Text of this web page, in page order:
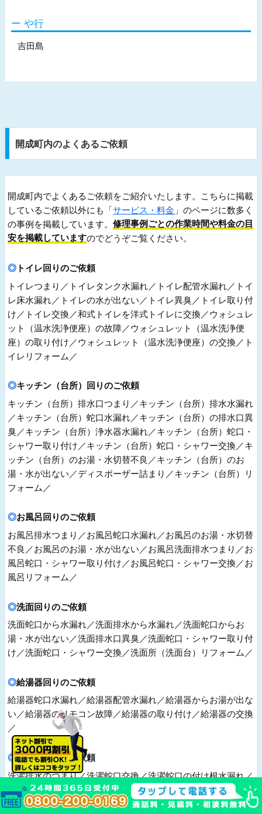
や行
吉田島
開成町内のよくあるご依頼
開成町内でよくあるご依頼をご紹介いたします。こちらに掲載
しているご依頼以外にも「サービス・料金 」のページに数多く
の事例を掲載しています。修理事例ごとの作業時間や料金の目
安を掲載していますのでどうぞご覧ください。
トイレ回りのご依頼
トイレつまり／トイレタンク水漏れ／トイレ配管水漏れ／トイ
レ床水漏れ／トイレの水が出ない／トイレ異臭／トイレ取り付
け／トイレ交換／和式トイレを洋式トイレに交換／ウォシュレ
ット（温水洗浄便座）の故障／ウォシュレット（温水洗浄便
座）の取り付け／ウォシュレット（温水洗浄便座）の交換／ト
イレリフォーム／
キッチン（台所）回りのご依頼
キッチン（台所）排水口つまり／キッチン（台所）排水水漏れ
／キッチン（台所）蛇口水漏れ／キッチン（台所）の排水口異
臭／キッチン（台所）浄水器水漏れ／キッチン（台所）蛇口・
シャワー取り付け／キッチン（台所）蛇口・シャワー交換／キ
ッチン（台所）のお湯・水切替不良／キッチン（台所）のお
湯・水が出ない／ディスポーザー詰まり／キッチン（台所）リ
フォーム／
お風呂回りのご依頼
お風呂排水つまり／お風呂蛇口水漏れ／お風呂のお湯・水切替
不良／お風呂のお湯・水が出ない／お風呂洗面排水つまり／お
風呂蛇口・シャワー取り付け／お風呂蛇口・シャワー交換／お
風呂リフォーム／
洗面回りのご依頼
洗面蛇口から水漏れ／洗面排水から水漏れ／洗面蛇口からお
湯・水が出ない／洗面排水口異臭／洗面蛇口・シャワー取り付
け／洗面蛇口・シャワー交換／洗面所（洗面台）リフォーム／
給湯器回りのご依頼
給湯器蛇口水漏れ／給湯器配管水漏れ／給湯器からお湯が出な
い／給湯器のリモコン故障／給湯器の取り付け／給湯器の交換
／
洗濯機回りのご依頼
洗濯排水のつまり／洗濯蛇口交換／洗濯蛇口の付け根水漏れ／
洗濯蛇口から水が出ない／洗濯蛇口の位置変更／洗濯パン取り
付け／洗濯パン交換／